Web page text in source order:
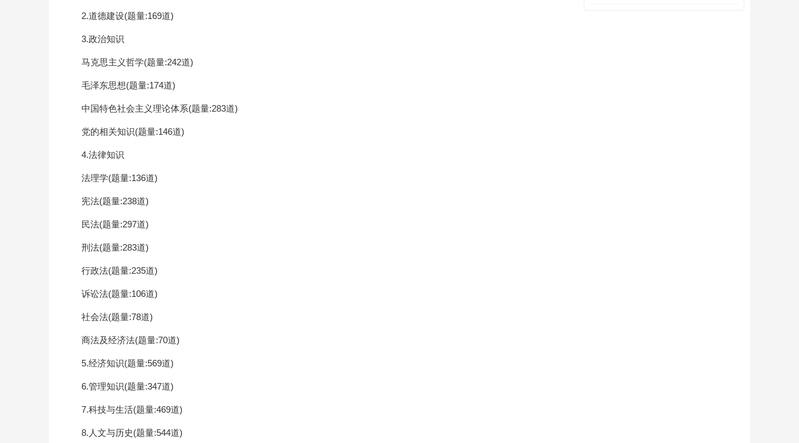
2.道德建设(题量:169道)
3.政治知识
马克思主义哲学(题量:242道)
毛泽东思想(题量:174道)
中国特色社会主义理论体系(题量:283道)
党的相关知识(题量:146道)
4.法律知识
法理学(题量:136道)
宪法(题量:238道)
民法(题量:297道)
刑法(题量:283道)
行政法(题量:235道)
诉讼法(题量:106道)
社会法(题量:78道)
商法及经济法(题量:70道)
5.经济知识(题量:569道)
6.管理知识(题量:347道)
7.科技与生活(题量:469道)
8.人文与历史(题量:544道)